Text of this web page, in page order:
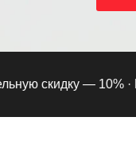
скидку — 10% ·